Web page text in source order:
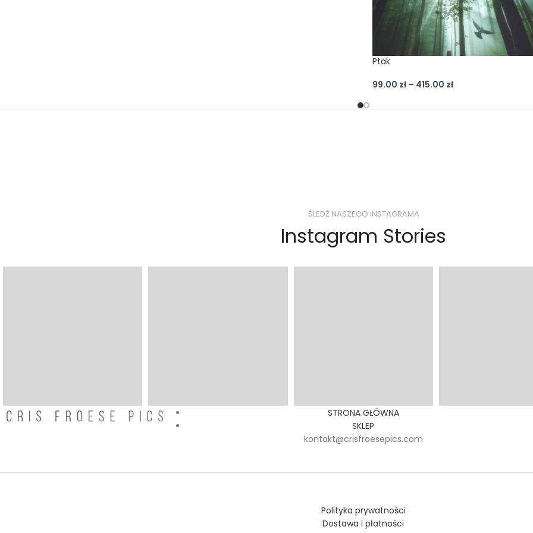
Ptak
99.00 zł – 415.00 zł
ŚLEDŹ NASZEGO INSTAGRAMA
Instagram Stories
STRONA GŁÓWNA
SKLEP
kontakt@crisfroesepics.com
Polityka prywatności
Dostawa i płatności